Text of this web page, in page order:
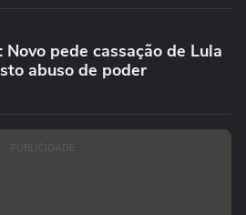
pede cassação de Lula
abuso de poder
PUBLICIDADE